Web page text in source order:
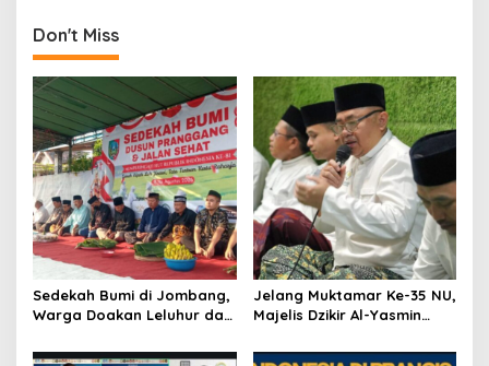
t
n
a
v
i
g
a
t
i
o
n
Don't Miss
Sedekah Bumi di Jombang,
Warga Doakan Leluhur dan
Jelang Muktamar Ke-35 NU,
Majelis Dzikir Al-Yasmin
Persatuan Bangsa